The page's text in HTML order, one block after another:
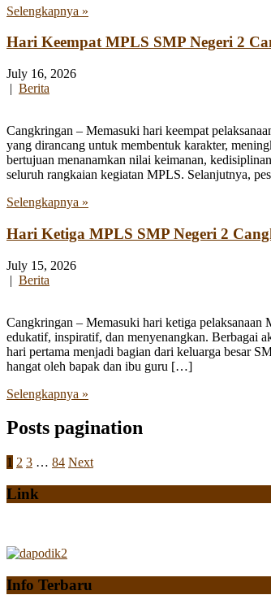
Selengkapnya »
Hari Keempat MPLS SMP Negeri 2
July 16, 2026
| Berita
Cangkringan – Memasuki hari keempat
yang dirancang untuk membentuk karakter,
bertujuan menanamkan nilai keimanan,
seluruh rangkaian kegiatan MPLS. Selanjutnya,
Selengkapnya »
Hari Ketiga MPLS SMP Negeri 2
July 15, 2026
| Berita
Cangkringan – Memasuki hari ketiga
edukatif, inspiratif, dan menyenangkan. Berbagai
hari pertama menjadi bagian dari keluarga besar
hangat oleh bapak dan ibu guru […]
Selengkapnya »
Posts pagination
1 2 3 … 84 Next
Link
Info Terbaru